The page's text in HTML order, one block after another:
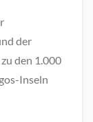
der
den 1.000
Inseln